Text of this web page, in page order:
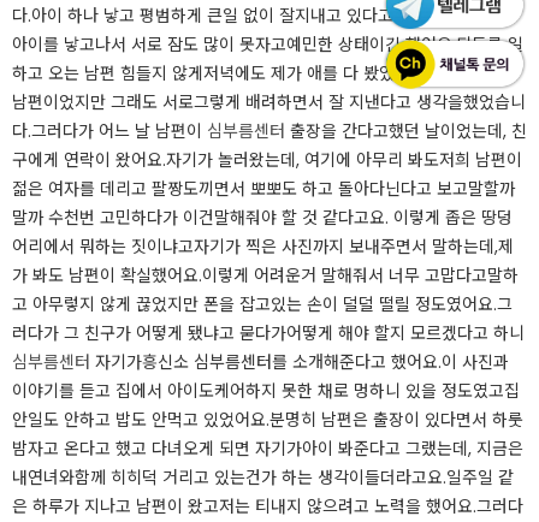
다.아이 하나 낳고 평범하게 큰일 없이 잘지내고 있다고 생각을 했는데요.
아이를 낳고나서 서로 잠도 많이 못자고예민한 상태이긴 했어요.되도록 일
하고 오는 남편 힘들지 않게저녁에도 제가 애를 다 봤었어요.가부장적인
남편이었지만 그래도 서로그렇게 배려하면서 잘 지낸다고 생각을했었습니
다.​그러다가 어느 날 남편이 심부름센터 출장을 간다고했던 날이었는데, 친
구에게 연락이 왔어요.자기가 놀러왔는데, 여기에 아무리 봐도저희 남편이
젊은 여자를 데리고 팔짱도끼면서 뽀뽀도 하고 돌아다닌다고 보고말할까
말까 수천번 고민하다가 이건말해줘야 할 것 같다고요. 이렇게 좁은 땅덩
어리에서 뭐하는 짓이냐고자기가 찍은 사진까지 보내주면서 말하는데,제
가 봐도 남편이 확실했어요.이렇게 어려운거 말해줘서 너무 고맙다고말하
고 아무렇지 않게 끊었지만 폰을 잡고있는 손이 덜덜 떨릴 정도였어요.그
러다가 그 친구가 어떻게 됐냐고 묻다가어떻게 해야 할지 모르겠다고 하니
심부름센터 자기가흥신소 심부름센터를 소개해준다고 했어요.​이 사진과
이야기를 듣고 집에서 아이도케어하지 못한 채로 멍하니 있을 정도였고집
안일도 안하고 밥도 안먹고 있었어요.분명히 남편은 출장이 있다면서 하룻
밤자고 온다고 했고 다녀오게 되면 자기가아이 봐준다고 그랬는데, 지금은
내연녀와함께 히히덕 거리고 있는건가 하는 생각이들더라고요.일주일 같
은 하루가 지나고 남편이 왔고저는 티내지 않으려고 노력을 했어요.그러다